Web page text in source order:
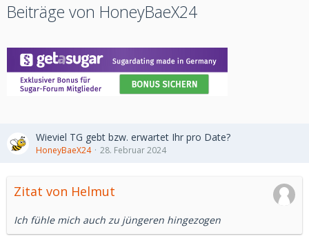
Beiträge von HoneyBaeX24
Wieviel TG gebt bzw. erwartet Ihr pro Date?
HoneyBaeX24 28. Februar 2024
Zitat von Helmut
Ich fühle mich auch zu jüngeren hingezogen